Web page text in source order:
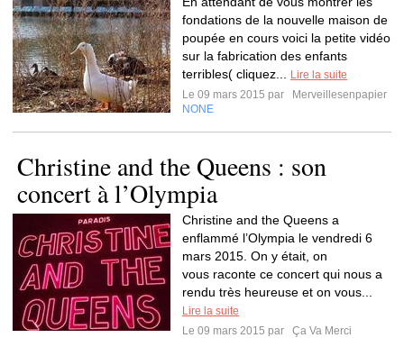
fondations de la nouvelle maison de
poupée en cours voici la petite vidéo
sur la fabrication des enfants
terribles( cliquez...
Lire la suite
Le 09 mars 2015 par
Merveillesenpapier
NONE
Christine and the Queens : son
concert à l’Olympia
Christine and the Queens a
enflammé l’Olympia le vendredi 6
mars 2015. On y était, on
vous raconte ce concert qui nous a
rendu très heureuse et on vous...
Lire la suite
Le 09 mars 2015 par
Ça Va Merci